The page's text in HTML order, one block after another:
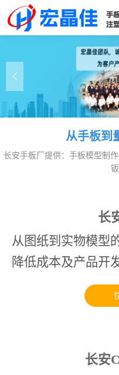
从手板到
长安手板厂提供：手板模型制
长
从图纸到实物模型
降低成本及产品开
长安